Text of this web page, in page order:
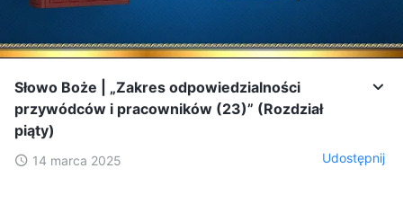
Słowo Boże | „Zakres odpowiedzialności
przywódców i pracowników (23)” (Rozdział
piąty)
14 marca 2025 Udostępnij